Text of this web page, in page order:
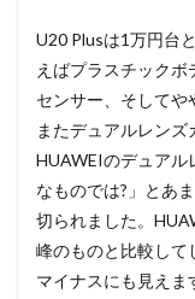
U20 Plusは1万円台
えばプラスチック
センサー、そしてや
またデュアルレン
HUAWEIのデュアル
なものでは?」とあ
切られました。
峰のものと比較して
マイナスにも見えま